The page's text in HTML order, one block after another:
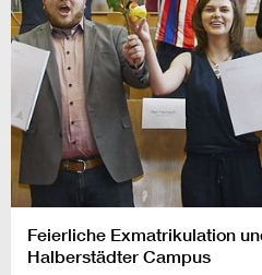
Feierliche Exmatrikulation
Halberstädter Campus